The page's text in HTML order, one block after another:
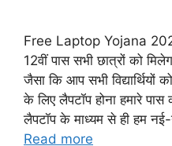
Free Laptop Yojana
12वीं पास सभी छात्रों को
जैसा कि आप सभी
के लिए लैपटॉप होना हमारे पास
लैपटॉप के माध्यम से ही हम
Read more